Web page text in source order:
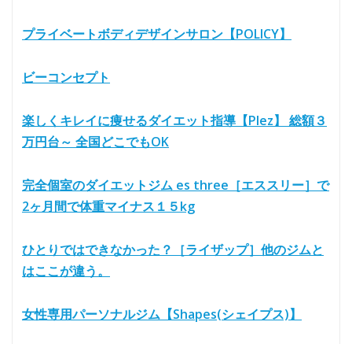
プライベートボディデザインサロン【POLICY】
ビーコンセプト
楽しくキレイに痩せるダイエット指導【Plez】 総額３
万円台～ 全国どこでもOK
完全個室のダイエットジム es three［エススリー］で
2ヶ月間で体重マイナス１５kg
ひとりではできなかった？［ライザップ］他のジムと
はここが違う。
女性専用パーソナルジム【Shapes(シェイプス)】